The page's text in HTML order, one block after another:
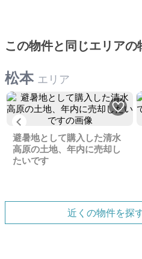
この物件と同じエリアの
松本 エリア
Previous
避暑地として購入した清水
高原の土地、年内に売却し
たいです
近くの物件を探